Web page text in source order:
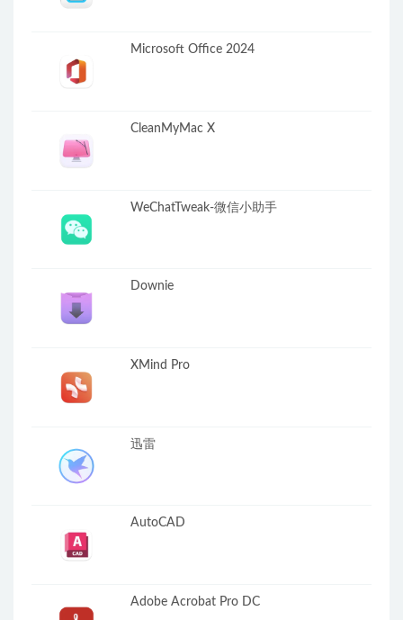
Microsoft Office 2024
CleanMyMac X
WeChatTweak-微信小助手
Downie
XMind Pro
迅雷
AutoCAD
Adobe Acrobat Pro DC